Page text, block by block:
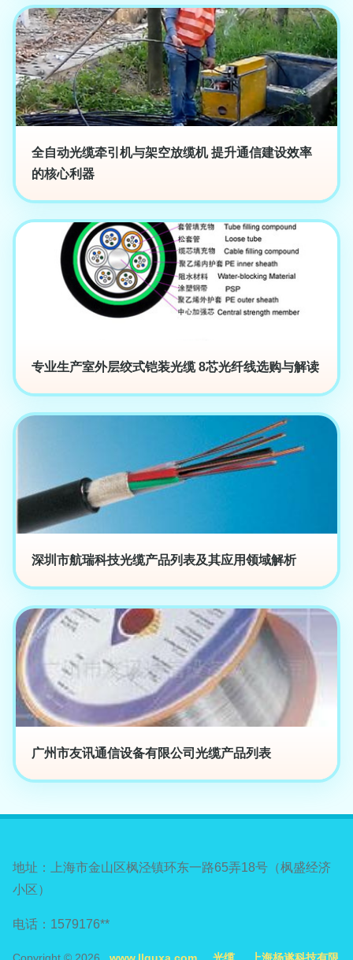
全自动光缆牵引机与架空放缆机 提升通信建设效率
的核心利器
专业生产室外层绞式铠装光缆 8芯光纤线选购与解读
深圳市航瑞科技光缆产品列表及其应用领域解析
广州市友讯通信设备有限公司光缆产品列表
地址：上海市金山区枫泾镇环东一路65弄18号（枫盛经济
小区）
电话：1579176**